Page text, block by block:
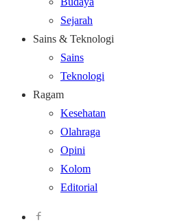
Sejarah
Sains & Teknologi
Sains
Teknologi
Ragam
Kesehatan
Olahraga
Opini
Kolom
Editorial